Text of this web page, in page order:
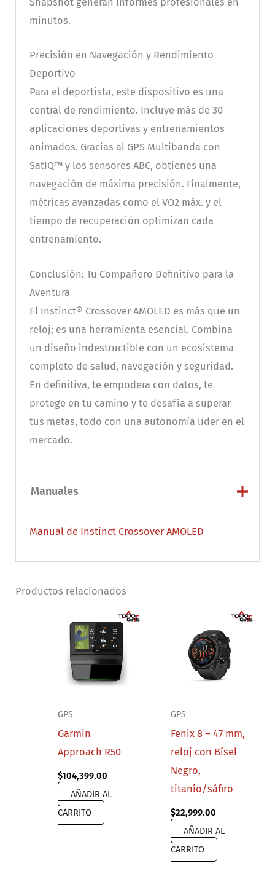
minutos.
Precisión en Navegación y Rendimiento
Deportivo
Para el deportista, este dispositivo es una
central de rendimiento. Incluye más de 30
aplicaciones deportivas y entrenamientos
animados. Gracias al GPS Multibanda con
SatIQ™ y los sensores ABC, obtienes una
navegación de máxima precisión. Finalmente,
métricas avanzadas como el VO2 máx. y el
tiempo de recuperación optimizan cada
entrenamiento.
Conclusión: Tu Compañero Definitivo para la
Aventura
El Instinct® Crossover AMOLED es más que un
reloj; es una herramienta esencial. Combina
un diseño indestructible con un ecosistema
completo de salud, navegación y seguridad.
En definitiva, te empodera con datos, te
protege en tu camino y te desafía a superar
tus metas, todo con una autonomía líder en el
mercado.
Manuales
Manual de Instinct Crossover AMOLED
Productos relacionados
GPS
Garmin
Approach R50
$104,399.00
AÑADIR AL
CARRITO
GPS
Fenix 8 – 47 mm,
reloj con Bísel
Negro,
titanio/sáfiro
$22,999.00
AÑADIR AL
CARRITO